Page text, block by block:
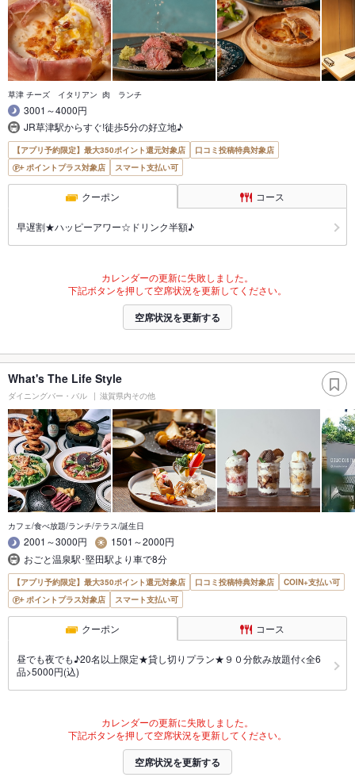
草津 チーズ イタリアン 肉 ランチ
3001～4000円
JR草津駅からすぐ!徒歩5分の好立地♪
【アプリ予約限定】最大350ポイント還元対象店
口コミ投稿特典対象店
ポイントプラス対象店
スマート支払い可
クーポン コース
早遅割★ハッピーアワー☆ドリンク半額♪
カレンダーの更新に失敗しました。
下記ボタンを押して空席状況を更新してください。
空席状況を更新する
What's The Life Style
ダイニングバー・バル 滋賀県内その他
カフェ/食べ放題/ランチ/テラス/誕生日
2001～3000円
1501～2000円
おごと温泉駅･堅田駅より車で8分
【アプリ予約限定】最大350ポイント還元対象店 口コミ投稿特典対象店
COIN+支払い可
ポイントプラス対象店
スマート支払い可
クーポン コース
昼でも夜でも♪20名以上限定★貸し切りプラン★９０分飲み放題付<全6
品>5000円(込)
カレンダーの更新に失敗しました。
下記ボタンを押して空席状況を更新してください。
空席状況を更新する